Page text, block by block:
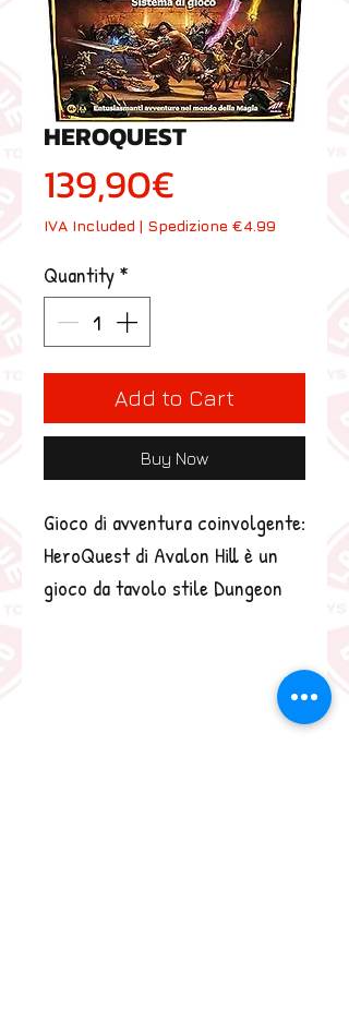
HEROQUEST
139,90€
IVA Included | Spedizione €4.99
Quantity*
Add to Cart
Buy Now
Gioco di avventura coinvolgente:
HeroQuest di Avalon Hill è un
gioco da tavolo stile Dungeon
mostri spaventosi e portare a